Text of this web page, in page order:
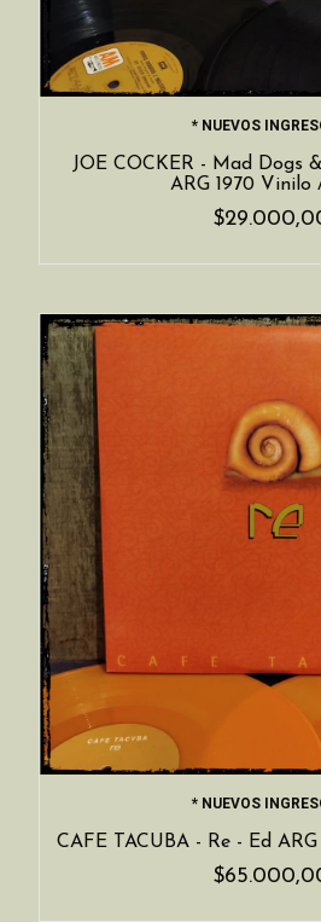
* NUEVOS
JOE COCKER - Mad Dogs
ARG 1970 Vinilo
* NUEVOS
CAFE TACUBA - Re - Ed